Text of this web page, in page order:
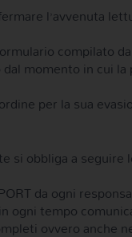
l’avvenuta
compilato
momento in cui
per la sua
si obbliga a
da ogni
ogni tempo
ovvero